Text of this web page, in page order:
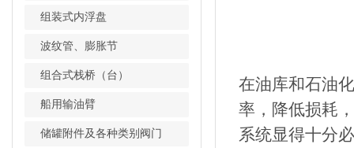
组装式内浮盘
波纹管、膨胀节
组合式栈桥（台）
船用输油臂
储罐附件及各种类别阀门
在油库和石油
率，降低损耗
系统显得十分